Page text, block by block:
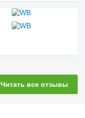
Читать все отзывы